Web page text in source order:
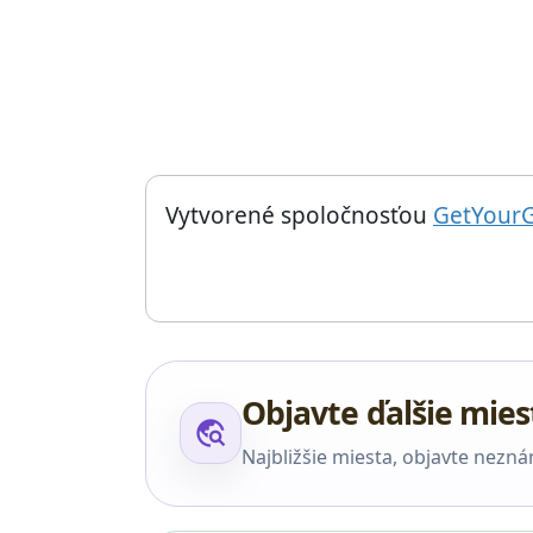
Things to do near Granja Dulcinea, Obchod
Vytvorené spoločnosťou
travel_explore Objavte ďalšie
Najbližšie miesta, objavte